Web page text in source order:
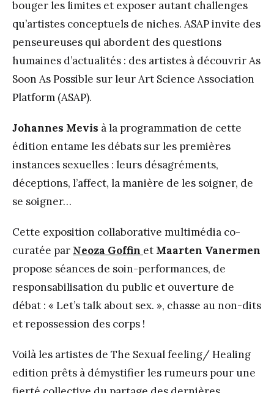
bouger les limites et exposer autant challenges
qu’artistes conceptuels de niches. ASAP invite des
penseureuses qui abordent des questions
humaines d’actualités : des artistes à découvrir As
Soon As Possible sur leur Art Science Association
Platform (ASAP).
Johannes Mevis à la programmation de cette
édition entame les débats sur les premières
instances sexuelles : leurs désagréments,
déceptions, l’affect, la manière de les soigner, de
se soigner…
Cette exposition collaborative multimédia co-
curatée par Neoza Goffin et Maarten Vanermen
propose séances de soin-performances, de
responsabilisation du public et ouverture de
débat : « Let’s talk about sex. », chasse au non-dits
et repossession des corps !
Voilà les artistes de The Sexual feeling/ Healing
edition prêts à démystifier les rumeurs pour une